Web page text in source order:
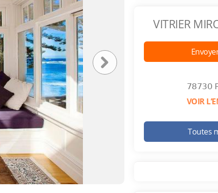
VITRIER
78730
VOIR
Toutes